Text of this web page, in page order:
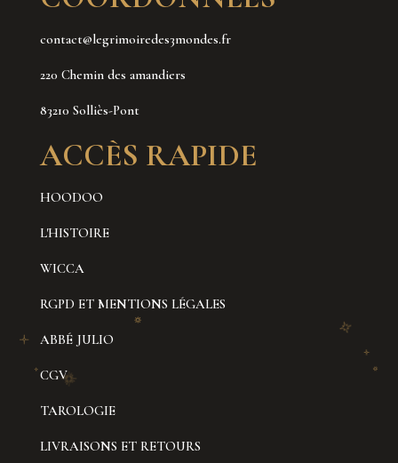
contact@legrimoiredes3mondes.fr
220 Chemin des amandiers
83210 Solliès-Pont
ACCÈS RAPIDE
HOODOO
L'HISTOIRE
WICCA
RGPD ET MENTIONS LÉGALES
ABBÉ JULIO
CGV
TAROLOGIE
LIVRAISONS ET RETOURS